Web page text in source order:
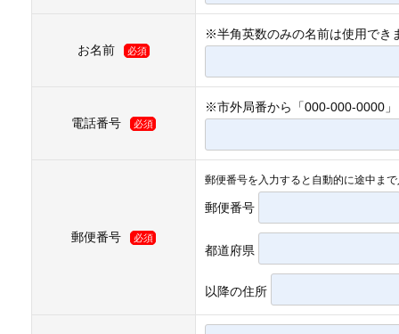
お名前 必須
※半角英数のみの名前は使用でき
電話番号 必須
※市外局番から「000-000-0000
郵便番号 必須
郵便番号を入力すると自動的に途中ま
郵便番号
都道府県
以降の住所